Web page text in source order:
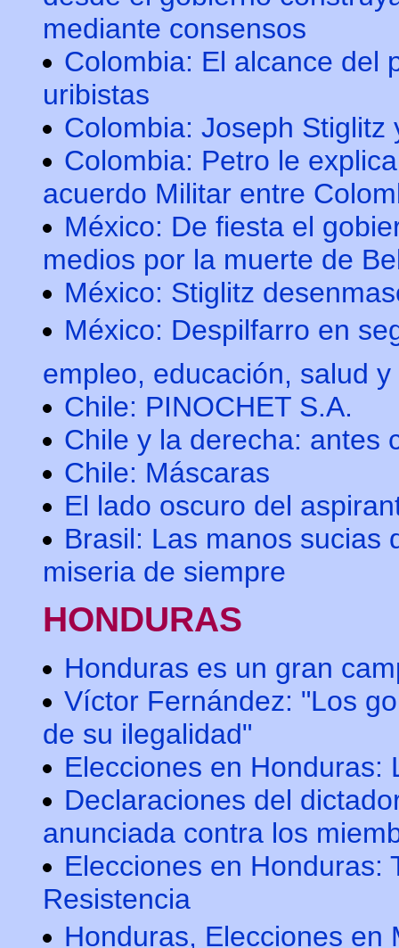
mediante consensos
Colombia: El alcance del
uribistas
Colombia: Joseph
Colombia: Petro le
acuerdo Militar entre
México: De fiesta el
medios por la muerte de
México: Stiglitz
México: Despilfarro en
empleo, educación, salud
Chile: PINOCHET S.A.
Chile y la derecha: antes
Chile: Máscaras
El lado oscuro del
Brasil: Las manos sucias
miseria de siempre
HONDURAS
Honduras es un gran
Víctor Fernández: "Los
de su ilegalidad"
Elecciones en Honduras:
Declaraciones del
anunciada contra los
Elecciones en Honduras:
Resistencia
Honduras, Elecciones en